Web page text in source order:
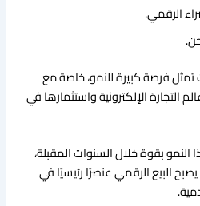
الرقمي.
فرصة كبيرة للنمو، خاصة مع
التجارة الإلكترونية واستثمارها في
النمو بقوة خلال السنوات المقبلة،
بحلول عام 2030 أن يصبح البيع الرقمي عنصرًا رئيسيًا في